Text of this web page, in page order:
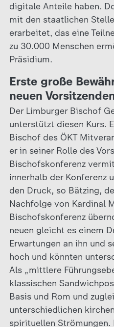
digitale Anteile haben.
mit den staatlichen
erarbeitet, das eine
zu 30.000 Menschen
Präsidium.
Erste große
neuen
Der Limburger Bischof
unterstützt diesen Kurs.
Bischof des ÖKT
er in seiner Rolle des
Bischofskonferenz
innerhalb der Konferenz
den Druck, so Bätzing,
Nachfolge von Kardinal
Bischofskonferenz
neuen gleicht es einem
Erwartungen an ihn und
hoch und könnten
Als „mittlere
klassischen
Basis und Rom und
unterschiedlichen
spirituellen Strömungen.